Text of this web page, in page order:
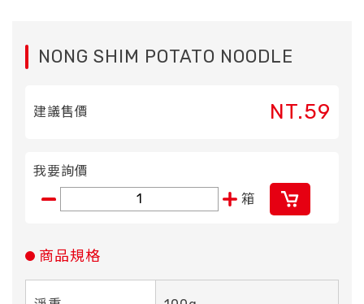
NONG SHIM POTATO NOODLE
建議售價 NT.59
我要詢價
箱
商品規格